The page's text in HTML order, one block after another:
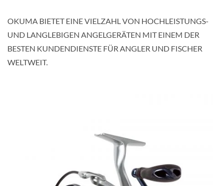
OKUMA BIETET EINE VIELZAHL VON HOCHLEISTUNGS-
UND LANGLEBIGEN ANGELGERÄTEN MIT EINEM DER
BESTEN KUNDENDIENSTE FÜR ANGLER UND FISCHER
WELTWEIT.